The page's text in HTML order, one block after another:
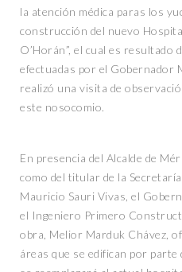
la atención médica paras los
construcción del nuevo
O’Horán”, el cual es resultado
efectuadas por el Gobernador
realizó una visita de
este nosocomio.
En presencia del Alcalde de
como del titular de la Secretaría
Mauricio Sauri Vivas, el
el Ingeniero Primero
obra, Melior Marduk Chávez,
áreas que se edifican por parte